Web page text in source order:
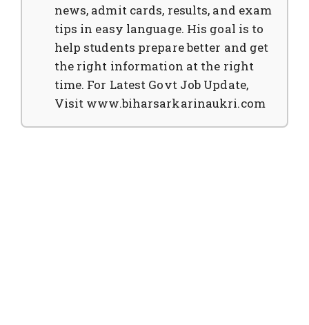
news, admit cards, results, and exam
tips in easy language. His goal is to
help students prepare better and get
the right information at the right
time. For Latest Govt Job Update,
Visit www.biharsarkarinaukri.com